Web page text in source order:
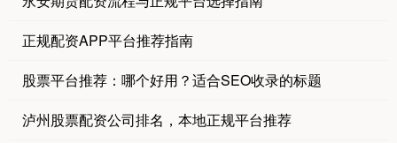
正规配资APP平台推荐指南
股票平台推荐：哪个好用？适合SEO收录的标题
泸州股票配资公司排名，本地正规平台推荐